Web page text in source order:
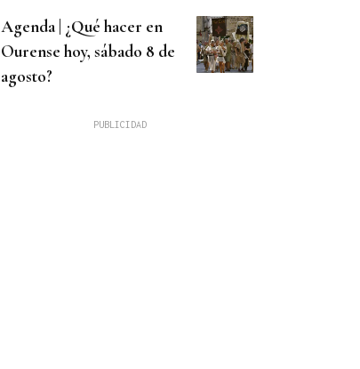
Agenda | ¿Qué hacer en
Ourense hoy, sábado 8 de
agosto?